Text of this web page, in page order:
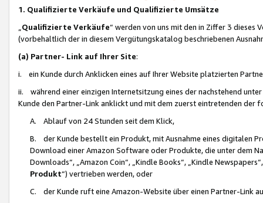
1. Qualifizierte Verkäufe und Qualifizierte Umsätze
Qualifizierte Verkäufe“ werden von uns mit den in Ziffer 3
(vorbehaltlich der in diesem Vergütungskatalog beschriebenen
(a) Partner- Link auf Ihrer Site:
i. ein Kunde durch Anklicken eines auf Ihrer Website platzierten
ii. während einer einzigen Internetsitzung eines der nachstehend
Kunde den Partner-Link anklickt und mit dem zuerst eintretenden der
A. Ablauf von 24 Stunden seit dem Klick,
B. der Kunde bestellt ein Produkt, mit Ausnahme eines digitalen
Download einer Amazon Software oder Produkte, die unter dem
Downloads“, „Amazon Coin“, „Kindle Books“, „Kindle
Produkt“) vertrieben werden, oder
C. der Kunde ruft eine Amazon-Website über einen Partner-Link